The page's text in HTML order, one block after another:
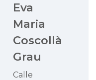
Eva
Maria
Coscollà
Grau
Calle